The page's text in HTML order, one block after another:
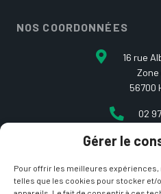
Gérer le
Pour offrir les meilleures
telles que les cookies pour stocker et/
NOS COORDONNÉES
16 rue
Zone
56700
02